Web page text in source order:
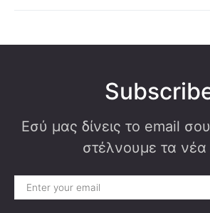
Εσύ μας δίνεις το email
στέλνουμε τα